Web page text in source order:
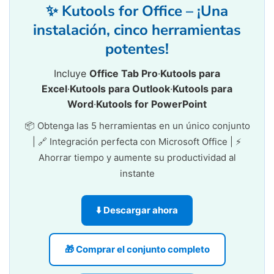
✨ Kutools for Office – ¡Una
instalación, cinco herramientas
potentes!
Incluye Office Tab Pro·Kutools para
Excel·Kutools para Outlook·Kutools para
Word·Kutools for PowerPoint
📦 Obtenga las 5 herramientas en un único conjunto
| 🔗 Integración perfecta con Microsoft Office | ⚡
Ahorrar tiempo y aumente su productividad al
instante
⬇️ Descargar ahora
🎁 Comprar el conjunto completo